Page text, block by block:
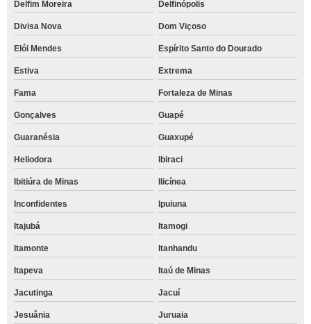
Delfim Moreira Delfinópolis
Divisa Nova Dom Viçoso
Elói Mendes Espírito Santo do Dourado
Estiva Extrema
Fama Fortaleza de Minas
Gonçalves Guapé
Guaranésia Guaxupé
Heliodora Ibiraci
Ibitiúra de Minas Ilicínea
Inconfidentes Ipuiuna
Itajubá Itamogi
Itamonte Itanhandu
Itapeva Itaú de Minas
Jacutinga Jacuí
Jesuânia Juruaia